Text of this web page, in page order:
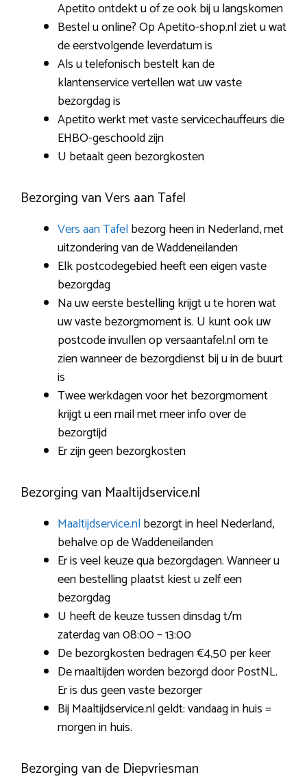
Apetito ontdekt u of ze ook bij u langskomen
Bestel u online? Op Apetito-shop.nl ziet u wat
de eerstvolgende leverdatum is
Als u telefonisch bestelt kan de
klantenservice vertellen wat uw vaste
bezorgdag is
Apetito werkt met vaste servicechauffeurs die
EHBO-geschoold zijn
U betaalt geen bezorgkosten
Bezorging van Vers aan Tafel
Vers aan Tafelbezorg heen in Nederland, met
uitzondering van de Waddeneilanden
Elk postcodegebied heeft een eigen vaste
bezorgdag
Na uw eerste bestelling krijgt u te horen wat
uw vaste bezorgmoment is. U kunt ook uw
postcode invullen op versaantafel.nl om te
zien wanneer de bezorgdienst bij u in de buurt
is
Twee werkdagen voor het bezorgmoment
krijgt u een mail met meer info over de
bezorgtijd
Er zijn geen bezorgkosten
Bezorging van Maaltijdservice.nl
Maaltijdservice.nlbezorgt in heel Nederland,
behalve op de Waddeneilanden
Er is veel keuze qua bezorgdagen. Wanneer u
een bestelling plaatst kiest u zelf een
bezorgdag
U heeft de keuze tussen dinsdag t/m
zaterdag van 08:00 – 13:00
De bezorgkosten bedragen €4,50 per keer
De maaltijden worden bezorgd door PostNL.
Er is dus geen vaste bezorger
Bij Maaltijdservice.nl geldt: vandaag in huis =
morgen in huis.
Bezorging van de Diepvriesman